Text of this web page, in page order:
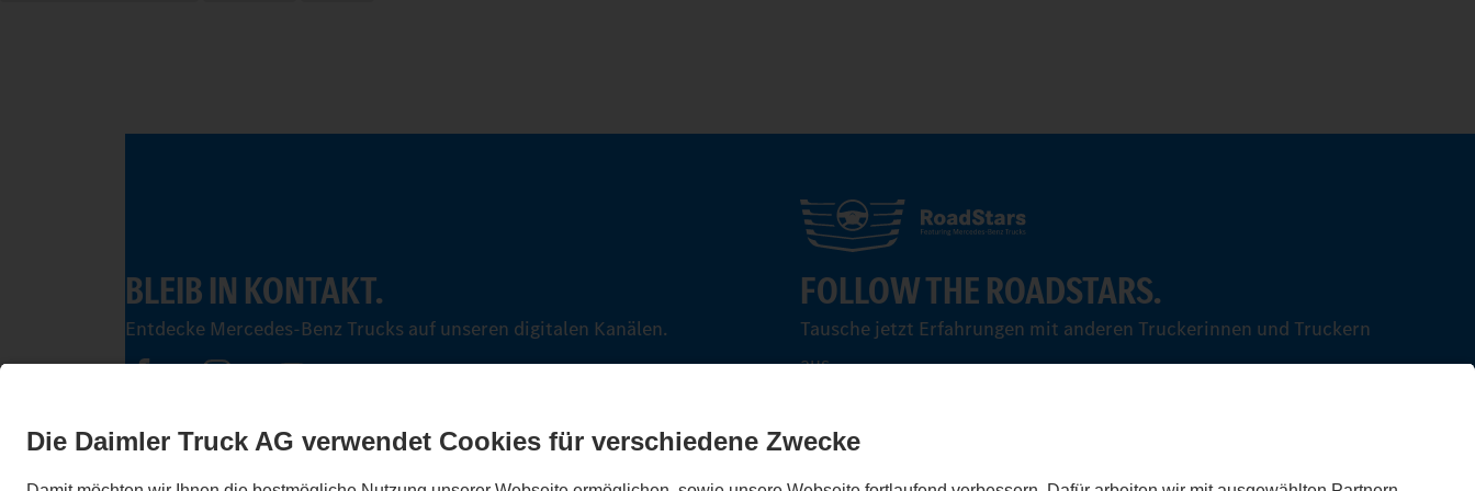
BLEIB IN KONTAKT.
Entdecke Mercedes-Benz Trucks auf unseren digitalen Kanälen.
FOLLOW THE ROADSTARS.
Tausche jetzt Erfahrungen mit anderen Truckerinnen und Truckern
aus.
Steig ein